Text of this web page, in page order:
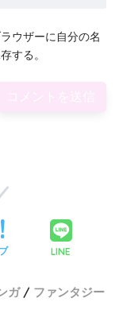
ウザーに自分の名
する。
LINE
ガ
ファンタジー